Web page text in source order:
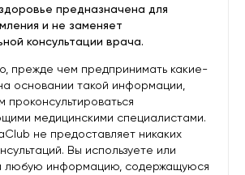
предназначена для
и не заменяет
консультации врача.
прежде чем предпринимать какие-
основании такой информации,
проконсультироваться
медицинскими специалистами.
не предоставляет никаких
Вы используете или
любую информацию, содержащуюся